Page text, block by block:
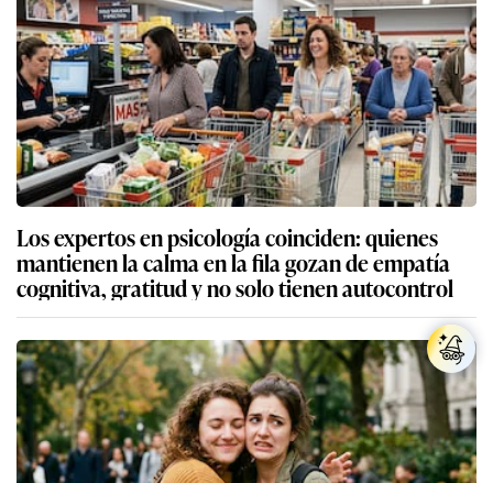
Los expertos en psicología coinciden: quienes
mantienen la calma en la fila gozan de empatía
cognitiva, gratitud y no solo tienen autocontrol